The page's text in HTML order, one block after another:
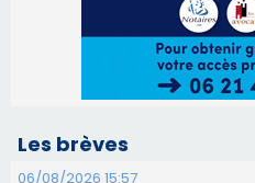
Corte – L’association A
projection sous les
Alata - Soirée Tango
Benedetto